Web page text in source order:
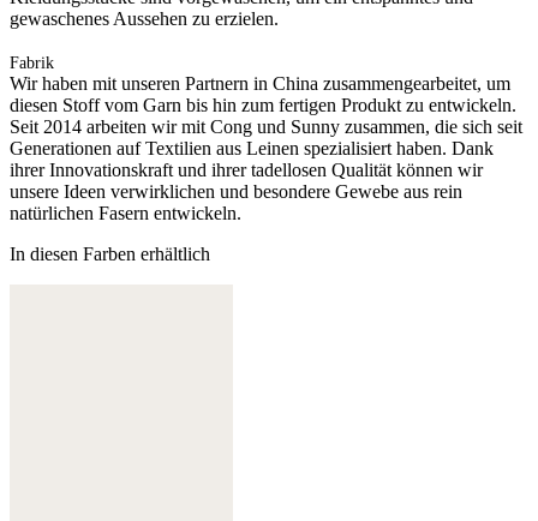
gewaschenes Aussehen zu erzielen.
Fabrik
Wir haben mit unseren Partnern in China zusammengearbeitet, um
diesen Stoff vom Garn bis hin zum fertigen Produkt zu entwickeln.
Seit 2014 arbeiten wir mit Cong und Sunny zusammen, die sich seit
Generationen auf Textilien aus Leinen spezialisiert haben. Dank
ihrer Innovationskraft und ihrer tadellosen Qualität können wir
unsere Ideen verwirklichen und besondere Gewebe aus rein
natürlichen Fasern entwickeln.
In diesen Farben erhältlich